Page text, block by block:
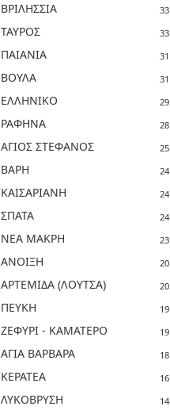
ΒΡΙΛΗΣΣΙΑ 33
ΤΑΥΡΟΣ 33
ΠΑΙΑΝΙΑ 31
ΒΟΥΛΑ 31
ΕΛΛΗΝΙΚΟ 29
ΡΑΦΗΝΑ 28
ΑΓΙΟΣ ΣΤΕΦΑΝΟΣ 25
ΒΑΡΗ 24
ΚΑΙΣΑΡΙΑΝΗ 24
ΣΠΑΤΑ 24
ΝΕΑ ΜΑΚΡΗ 23
ΑΝΟΙΞΗ 20
ΑΡΤΕΜΙΔΑ (ΛΟΥΤΣΑ) 20
ΠΕΥΚΗ 19
ΖΕΦΥΡΙ - ΚΑΜΑΤΕΡΟ 19
ΑΓΙΑ ΒΑΡΒΑΡΑ 18
ΚΕΡΑΤΕΑ 16
ΛΥΚΟΒΡΥΣΗ 14